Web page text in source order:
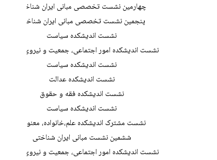
چهارمین نشست تخصصی مبانی ایران شناختی
پنجمین نشست تخصصی مبانی ایران شناختی
نشست اندیشکده سیاست
نشست اندیشکده امور اجتماعی، جمعیت و نیروی انسانی
نشست اندیشکده سیاست
نشست اندیشکده عدالت
نشست اندیشکده فقه و حقوق
نشست اندیشکده سیاست
نشست مشترک اندیشکده علم،خانواده، معنویت
ششمین نشست مبانی ایران شناختی
نشست اندیشکده امور اجتماعی، جمعیت و نیروی انسانی